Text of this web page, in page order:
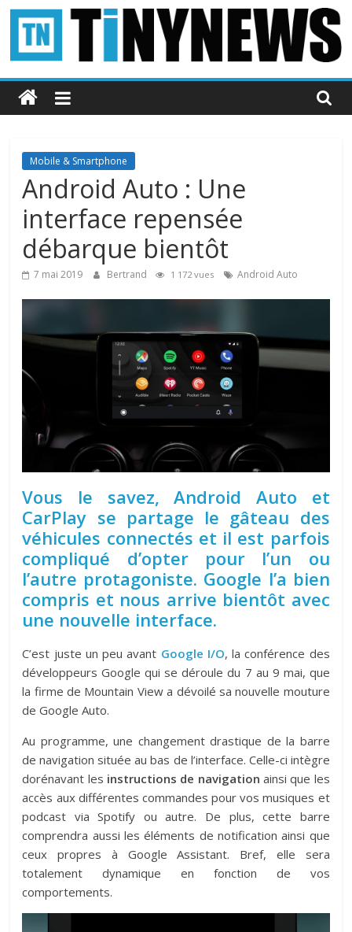
Passer
contenu
Tinynews
Le
belge
connecté
Mobile & Smartphone
Android Auto : Une
interface repensée
débarque bientôt
7 mai 2019 Bertrand 1 172 vues Android Auto
Vous le savez, Android Auto et
CarPlay se partage le gâteau des
véhicules connectés et il est parfois
compliqué d’opter pour l’un ou
l’autre protagoniste. Google l’a bien
compris et nous arrive bientôt avec
une nouvelle interface.
C’est juste un peu avant Google I/O, la conférence des
développeurs Google qui se déroule du 7 au 9 mai, que
la firme de Mountain View a dévoilé sa nouvelle mouture
de Google Auto.
Au programme, une changement drastique de la barre
de navigation située au bas de l’interface. Celle-ci intègre
dorénavant les instructions de navigation ainsi que les
accès aux différentes commandes pour vos musiques et
podcast via Spotify ou autre. De plus, cette barre
comprendra aussi les éléments de notification ainsi que
ceux propres à Google Assistant. Bref, elle sera
totalement dynamique en fonction de vos
comportements.